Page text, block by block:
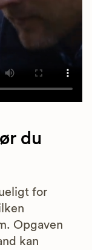
du
for
Opgaven
kan